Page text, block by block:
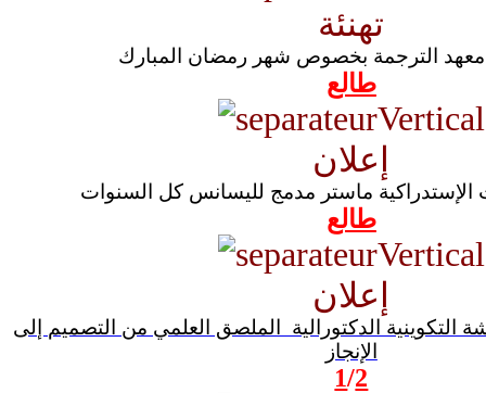
تهنئة
معهد الترجمة بخصوص شهر رمضان المبارك
طالع
إعلان
الإستدراكية ماستر مدمج لليسانس كل السنوات
طالع
إعلان
التكوينية الدكتورالية الملصق العلمي من التصميم إلى
الإنجاز
1/2